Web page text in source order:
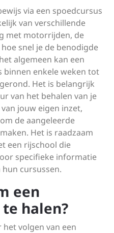
via een spoedcursus
van verschillende
met motorrijden, de
snel je de benodigde
algemeen kan een
enkele weken tot
Het is belangrijk
van het behalen van je
jouw eigen inzet,
de aangeleerde
Het is raadzaam
een rijschool die
specifieke informatie
cursussen.
een
halen?
het volgen van een